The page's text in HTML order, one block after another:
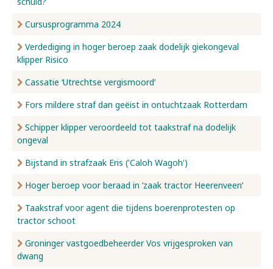
Cursusprogramma 2024
Verdediging in hoger beroep zaak dodelijk giekongeval
klipper Risico
Cassatie ‘Utrechtse vergismoord’
Fors mildere straf dan geëist in ontuchtzaak Rotterdam
Schipper klipper veroordeeld tot taakstraf na dodelijk
ongeval
Bijstand in strafzaak Eris ('Caloh Wagoh')
Hoger beroep voor beraad in ‘zaak tractor Heerenveen’
Taakstraf voor agent die tijdens boerenprotesten op
tractor schoot
Groninger vastgoedbeheerder Vos vrijgesproken van
dwang